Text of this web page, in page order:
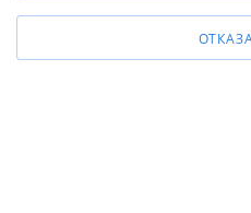
г. Москва, ул.